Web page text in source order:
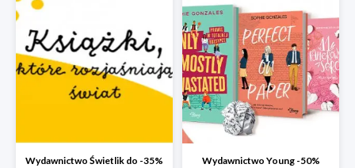
Wydawnictwo Świetlik do -35% Wydawnictwo Young -50%